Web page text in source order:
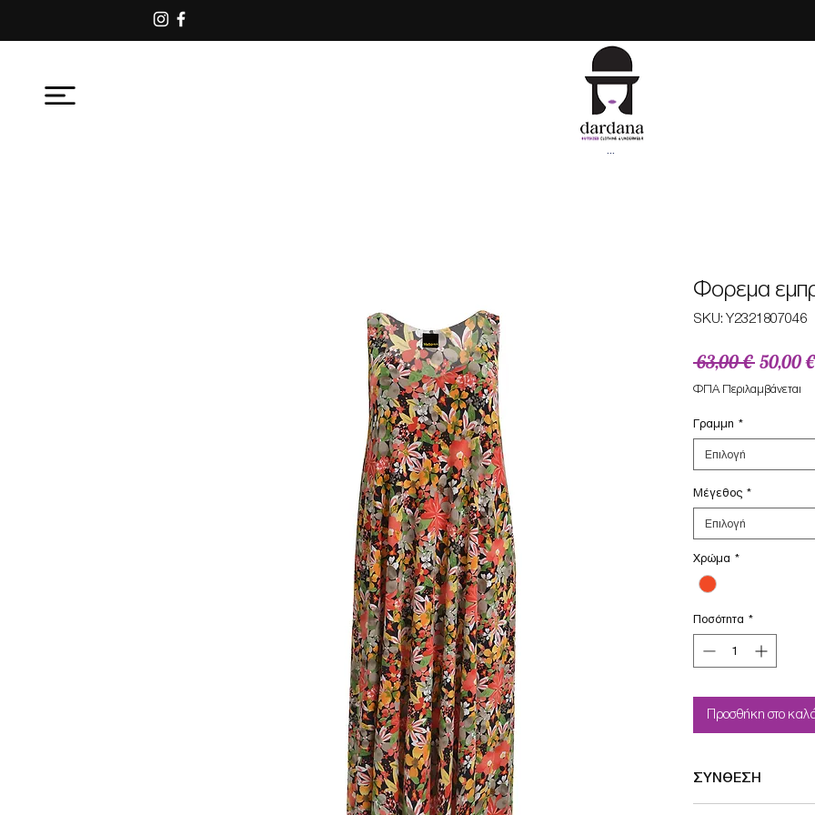
Φορεμα
SKU: Υ2321807046
63,00 € Κανονική
τιμή
50,00 €
ΦΠΑ Περιλαμβάνεται
Γραμμη *
Επιλογή
Μέγεθος *
Επιλογή
Χρώμα *
Ποσότητα *
Προσθήκη στο
ΣΥΝΘΕΣΗ